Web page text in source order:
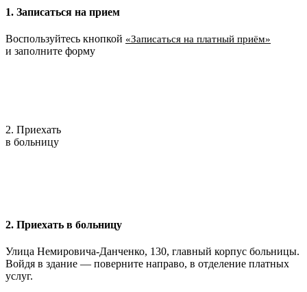
1. Записаться на прием
Воспользуйтесь кнопкой «Записаться на платный приём»
и заполните форму
2. Приехать
в больницу
2. Приехать в больницу
Улица Немировича-Данченко, 130, главный корпус больницы.
Войдя в здание — поверните направо, в отделение платных
услуг.